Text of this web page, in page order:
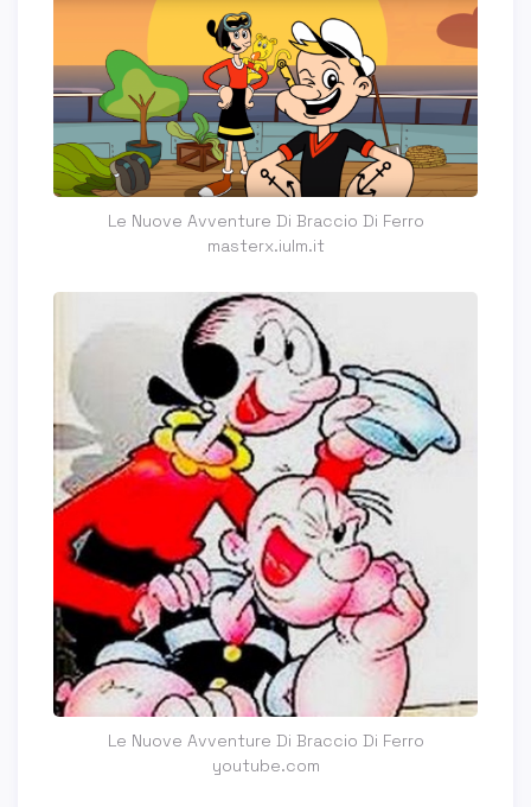
Le Nuove Avventure Di Braccio Di Ferro
masterx.iulm.it
Le Nuove Avventure Di Braccio Di Ferro
youtube.com